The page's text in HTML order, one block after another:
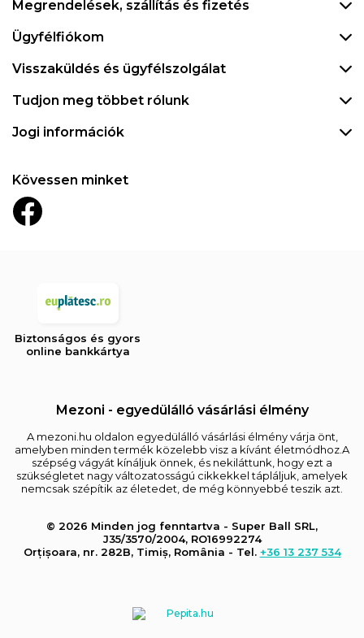
Megrendelések, szállítás és fizetés
Ügyfélfiókom
Visszaküldés és ügyfélszolgálat
Tudjon meg többet rólunk
Jogi információk
Kövessen minket
Biztonságos és gyors
online bankkártya
Mezoni - egyedülálló vásárlási élmény
A mezoni.hu oldalon egyedülálló vásárlási élmény várja önt,
amelyben minden termék közelebb visz a kívánt életmódhoz.A
szépség vágyát kínáljuk önnek, és nekiláttunk, hogy ezt a
szükségletet nagy változatosságú cikkekkel tápláljuk, amelyek
nemcsak szépítik az életedet, de még könnyebbé teszik azt.
© 2026 Minden jog fenntartva - Super Ball SRL,
J35/3570/2004, RO16992274
Orțișoara, nr. 282B, Timiș, România - Tel. +36 13 237 534